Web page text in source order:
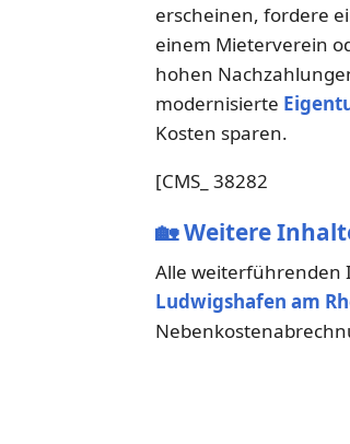
erscheinen, fordere
einem Mieterverein
hohen
modernisierte
Kosten sparen.
[CMS_ 38282
🏡Weitere
Alle weiterführenden
Ludwigshafen am